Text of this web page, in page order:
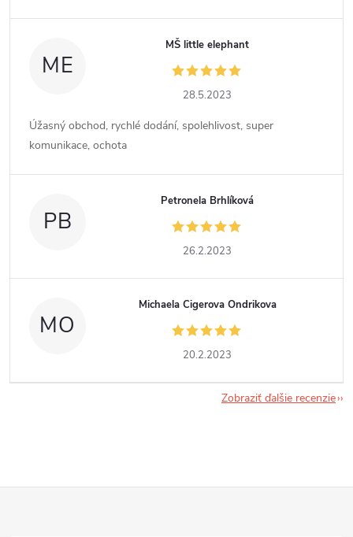
ME
MŠ little elephant
28.5.2023
Úžasný obchod, rychlé dodání, spolehlivost, super
komunikace, ochota
PB
Petronela Brhlíková
26.2.2023
MO
Michaela Cigerova Ondrikova
20.2.2023
Zobraziť ďalšie recenzie